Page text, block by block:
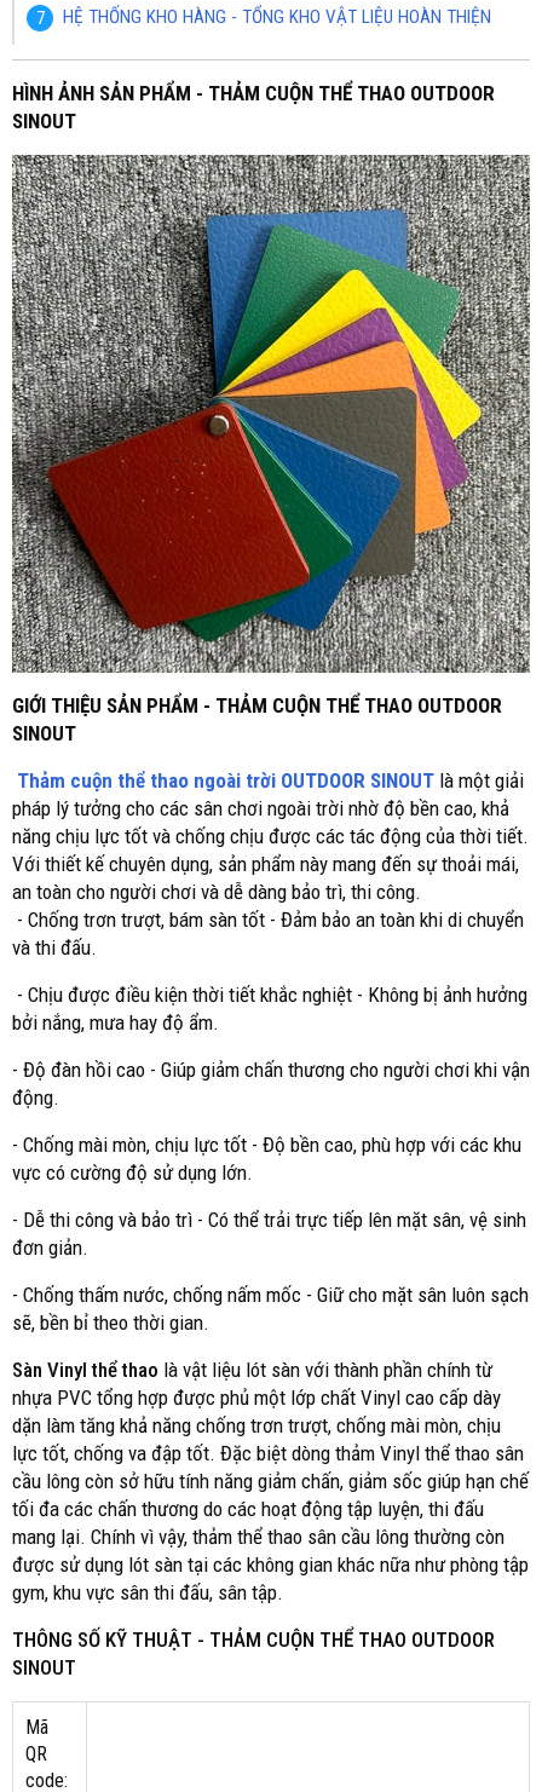
HỆ THỐNG KHO HÀNG - TỔNG KHO VẬT LIỆU HOÀN THIỆN
HÌNH ẢNH SẢN PHẨM - THẢM CUỘN THỂ THAO OUTDOOR
SINOUT
GIỚI THIỆU SẢN PHẨM - THẢM CUỘN THỂ THAO OUTDOOR
SINOUT
Thảm cuộn thể thao ngoài trời OUTDOOR SINOUT là một giải
pháp lý tưởng cho các sân chơi ngoài trời nhờ độ bền cao, khả
năng chịu lực tốt và chống chịu được các tác động của thời tiết.
Với thiết kế chuyên dụng, sản phẩm này mang đến sự thoải mái,
an toàn cho người chơi và dễ dàng bảo trì, thi công.
- Chống trơn trượt, bám sàn tốt - Đảm bảo an toàn khi di chuyển
và thi đấu.
- Chịu được điều kiện thời tiết khắc nghiệt - Không bị ảnh hưởng
bởi nắng, mưa hay độ ẩm.
- Độ đàn hồi cao - Giúp giảm chấn thương cho người chơi khi vận
động.
- Chống mài mòn, chịu lực tốt - Độ bền cao, phù hợp với các khu
vực có cường độ sử dụng lớn.
- Dễ thi công và bảo trì - Có thể trải trực tiếp lên mặt sân, vệ sinh
đơn giản.
- Chống thấm nước, chống nấm mốc - Giữ cho mặt sân luôn sạch
sẽ, bền bỉ theo thời gian.
Sàn Vinyl thể thao là vật liệu lót sàn với thành phần chính từ
nhựa PVC tổng hợp được phủ một lớp chất Vinyl cao cấp dày
dặn làm tăng khả năng chống trơn trượt, chống mài mòn, chịu
lực tốt, chống va đập tốt. Đặc biệt dòng thảm Vinyl thể thao sân
cầu lông còn sở hữu tính năng giảm chấn, giảm sốc giúp hạn chế
tối đa các chấn thương do các hoạt động tập luyện, thi đấu
mang lại. Chính vì vậy, thảm thể thao sân cầu lông thường còn
được sử dụng lót sàn tại các không gian khác nữa như phòng tập
gym, khu vực sân thi đấu, sân tập.
THÔNG SỐ KỸ THUẬT - THẢM CUỘN THỂ THAO OUTDOOR
SINOUT
Mã
QR
code: